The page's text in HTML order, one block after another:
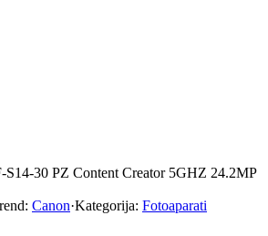
30 PZ Content Creator 5GHZ 24.2MP
Canon·Kategorija: Fotoaparati